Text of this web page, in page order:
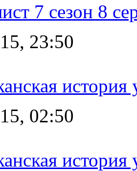
7 сезон 8
23:50
история
02:50
история